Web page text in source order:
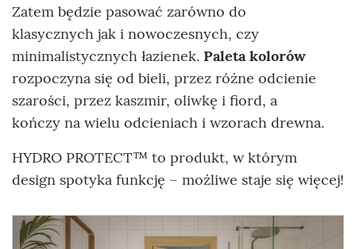
Zatem będzie pasować zarówno do
klasycznych jak i nowoczesnych, czy
minimalistycznych łazienek. Paleta kolorów
rozpoczyna się od bieli, przez różne odcienie
szarości, przez kaszmir, oliwkę i fiord, a
kończy na wielu odcieniach i wzorach drewna.
HYDRO PROTECT™ to produkt, w którym
design spotyka funkcję – możliwe staje się więcej!